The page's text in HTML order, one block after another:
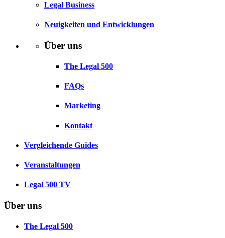
Legal Business
Neuigkeiten und Entwicklungen
Über uns
The Legal 500
FAQs
Marketing
Kontakt
Vergleichende Guides
Veranstaltungen
Legal 500 TV
Über uns
The Legal 500